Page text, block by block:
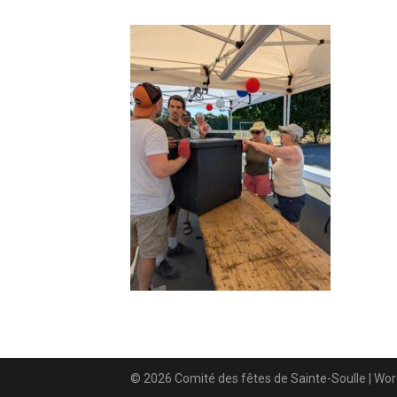
© 2026 Comité des fêtes de Sainte-Soulle |